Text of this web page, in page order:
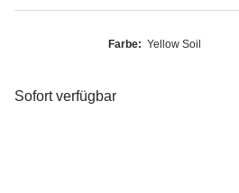
Farbe: Yellow Soil
Sofort verfügbar